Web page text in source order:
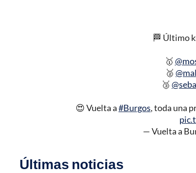
🏁 Último
🥇
🥈
🥉
😍 Vuelta a#Burgos, toda una
— Vuelta a
Últimas noticias